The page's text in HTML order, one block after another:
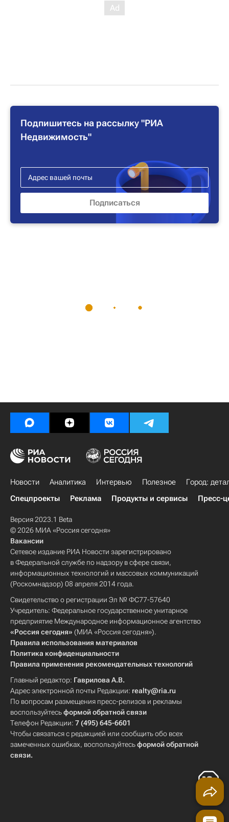
Подпишитесь на рассылку "РИА
Недвижимость"
Новости Аналитика Интервью Полезное
Город:
Спецпроекты
Реклама Продукты и сервисы Пресс-
Версия 2023.1 Beta
© 2026 МИА «Россия сегодня»
Вакансии
Сетевое издание РИА Новости зарегистрировано
в Федеральной службе по надзору в сфере связи,
информационных технологий и массовых коммуникаций
(Роскомнадзор) 08 апреля 2014 года.
Свидетельство о регистрации Эл № ФС77-57640
Учредитель: Федеральное государственное унитарное
предприятие Международное информационное агентство
«Россия сегодня» (МИА «Россия сегодня»).
Правила использования материалов
Политика конфиденциальности
Правила применения рекомендательных технологий
Главный редактор: Гаврилова А.В.
Адрес электронной почты Редакции: realty@ria.ru
По вопросам размещения пресс-релизов и рекламы
воспользуйтесьформой обратной связи
Телефон Редакции: 7 (495) 645-6601
Чтобы связаться с редакцией или сообщить обо всех
замеченных ошибках, воспользуйтесьформой обратной
связи.